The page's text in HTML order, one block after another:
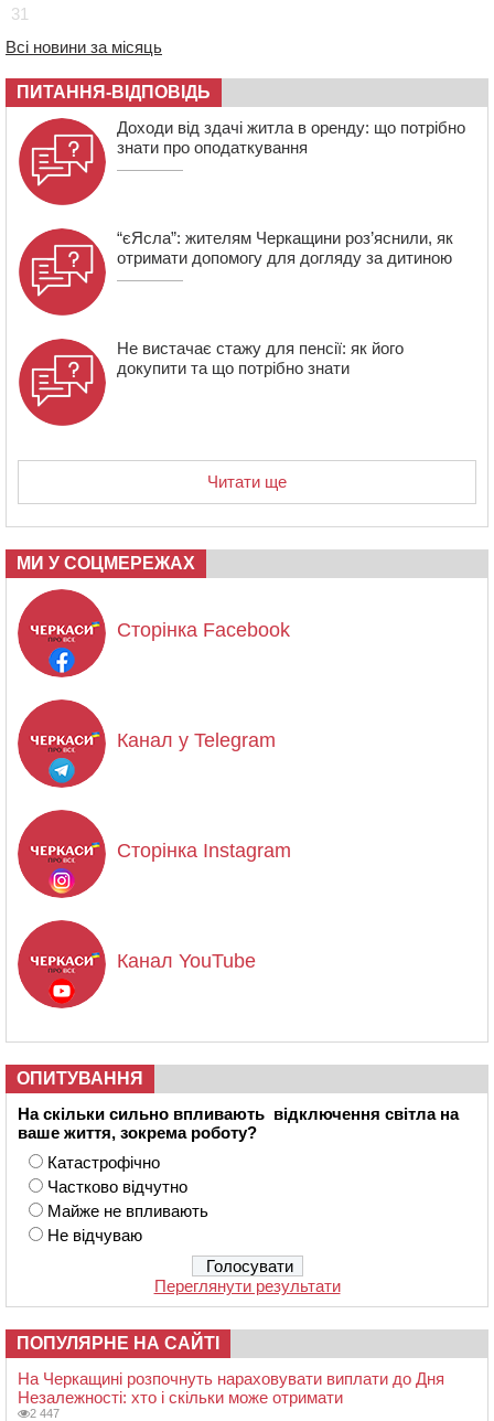
15:30
фронті жителем Монастирищини
31
Всі новини за місяць
ПИТАННЯ-ВІДПОВІДЬ
Доходи від здачі житла в оренду: що потрібно
знати про оподаткування
“єЯсла”: жителям Черкащини роз’яснили, як
отримати допомогу для догляду за дитиною
Не вистачає стажу для пенсії: як його
докупити та що потрібно знати
Читати ще
МИ У СОЦМЕРЕЖАХ
Сторінка Facebook
Канал у Telegram
Сторінка Instagram
Канал YouTube
ОПИТУВАННЯ
На скільки сильно впливають відключення світла на
ваше життя, зокрема роботу?
Катастрофічно
Частково відчутно
Майже не впливають
Не відчуваю
Переглянути результати
ПОПУЛЯРНЕ НА САЙТІ
На Черкащині розпочнуть нараховувати виплати до Дня
Незалежності: хто і скільки може отримати
2 447